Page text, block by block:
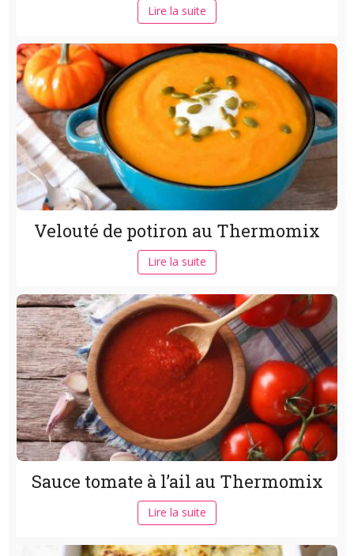
Lire la suite
Velouté de potiron au Thermomix
Lire la suite
Sauce tomate à l’ail au Thermomix
Lire la suite